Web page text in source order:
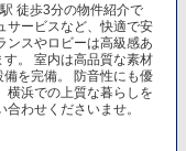
徒歩3分の物件紹介で
サービスなど、快適で安
ンスやロビーは高級感あ
。 室内は高品質な素材
を完備。 防音性にも優
横浜での上質な暮らしを
わせくださいませ。